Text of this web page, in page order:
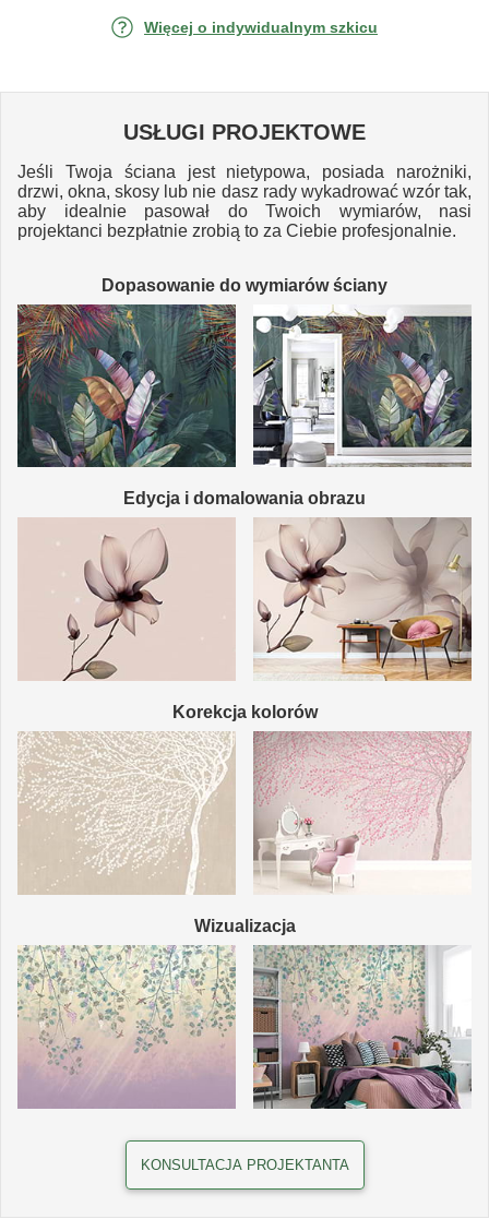
Więcej o indywidualnym szkicu
USŁUGI PROJEKTOWE
Jeśli Twoja ściana jest nietypowa, posiada narożniki,
drzwi, okna, skosy lub nie dasz rady wykadrować wzór tak,
aby idealnie pasował do Twoich wymiarów, nasi
projektanci bezpłatnie zrobią to za Ciebie profesjonalnie.
Dopasowanie do wymiarów ściany
Edycja i domalowania obrazu
Korekcja kolorów
Wizualizacja
KONSULTACJA PROJEKTANTA